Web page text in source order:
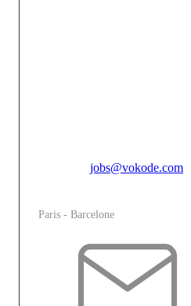
jobs@vokode.com
Paris - Barcelone